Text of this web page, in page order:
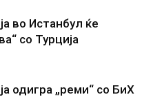
во Истанбул ќе
со Турција
одигра „реми“ со БиХ